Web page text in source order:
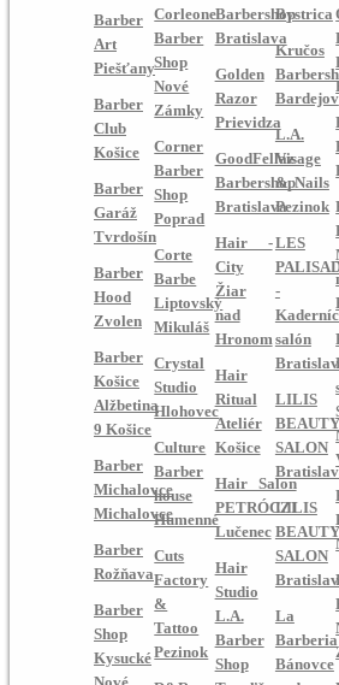
Barber
Art
Piešťany
Barber
Club
Košice
Barber
Garáž
Tvrdošín
Barber
Hood
Zvolen
Barber
Košice
Alžbetina
9 Košice
Barber
Michalovce
Michalovce
Barber
Rožňava
Barber
Shop
Kysucké
Corleone
Barber
Shop
Nové
Zámky
Corner
Barber
Shop
Poprad
Corte
Barbe
Liptovský
Mikuláš
Crystal
Studio
Hlohovec
Culture
Barber
house
Humenné
Cuts
Factory
&
Tattoo
Pezinok
Barbershop
Bratislava
Golden
Razor
Prievidza
GoodFellaz
Barbershop
Bratislava
Hair -
City
Žiar
nad
Hronom
Hair
Ritual
Ateliér
Košice
Hair Salon
PETRÓCZI
Lučenec
Hair
Studio
L.A.
Barber
Shop
Bystrica
Kručos
Bardejov
L.A.
Visage
& Nails
Pezinok
LES
-
salón
LILIS
BEAUTY
SALON
LILIS
BEAUTY
SALON
La
Barberia
Bánovce